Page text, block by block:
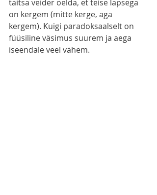
täitsa veider öelda, et teise lapsega
on kergem (mitte kerge, aga
kergem). Kuigi paradoksaalselt on
füüsiline väsimus suurem ja aega
iseendale veel vähem.